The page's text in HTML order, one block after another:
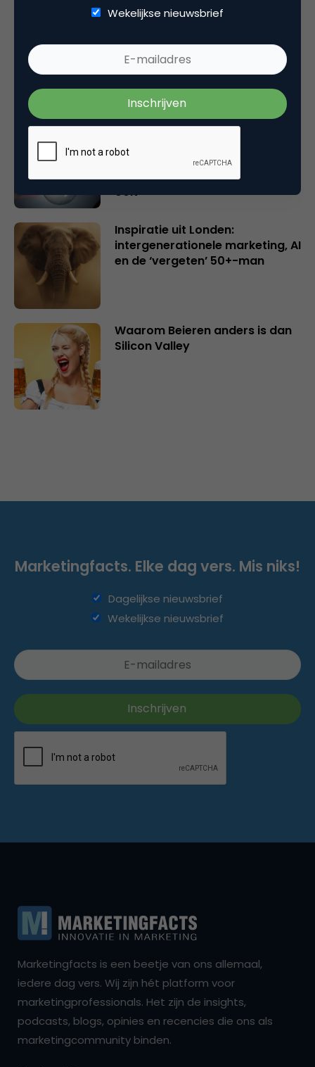
Wake-upcall voor ontwerpers
en merkeigenaren
Creatieve sector als aanjager
van innovatie en ontsluiter en
verbinder van industrieën
belangrijker en urgenter dan
ooit
Inspiratie uit Londen:
intergenerationele marketing, AI
en de ‘vergeten’ 50+-man
Waarom Beieren anders is dan
Silicon Valley
Wekelijkse nieuwsbrief
Marketingfacts. Elke dag vers. Mis niks!
Dagelijkse nieuwsbrief
Wekelijkse nieuwsbrief
Marketingfacts is een beetje van ons allemaal,
iedere dag vers. Wij zijn hét platform voor
marketingprofessionals. Het zijn de insights,
podcasts, blogs, opinies en recencies die ons als
marketingcommunity binden.